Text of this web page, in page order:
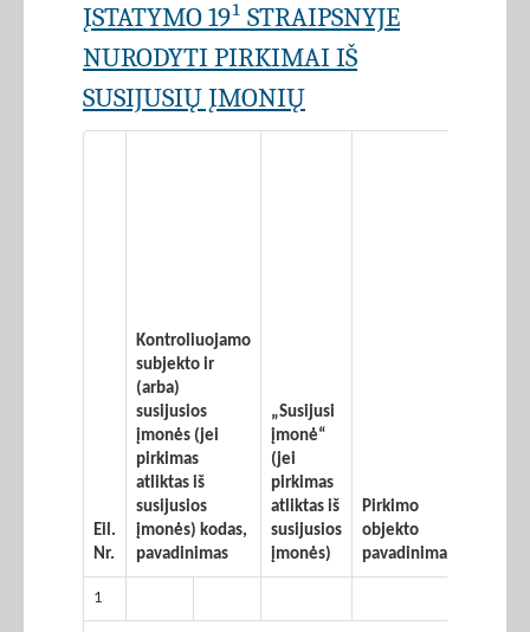
ĮSTATYMO 19¹ STRAIPSNYJE
NURODYTI PIRKIMAI IŠ
SUSIJUSIŲ ĮMONIŲ
Eil.
Nr.
Kontroliuojamo
subjekto ir
(arba)
susijusios
įmonės (jei
pirkimas
atliktas iš
susijusios
įmonės) kodas,
pavadinimas
„Susijusi
įmonė“
(jei
pirkimas
atliktas iš
susijusios
įmonės)
Pirkimo
objekto
pavadinimas
1